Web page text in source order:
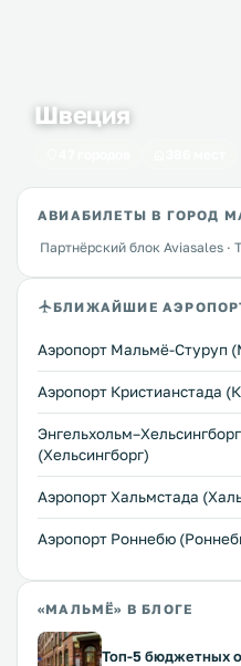
Швеция
АВИАБИЛЕТЫ В ГОРОД
Партнёрский блок Aviasales ·
БЛИЖАЙШИЕ
Аэропорт Мальмё-Стуруп
Аэропорт Кристианстада
(Хельсингборг)
Аэропорт Хальмстада
Аэропорт Роннебю
«МАЛЬМЁ» В БЛОГЕ
Топ-5 бюджетных